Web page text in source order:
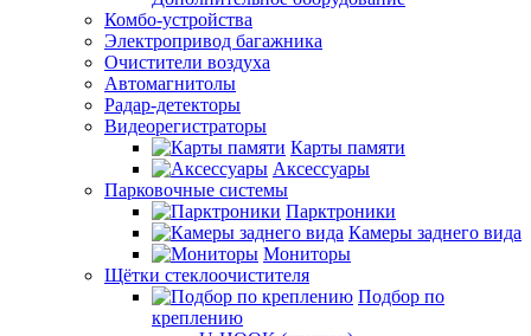
Комбо-устройства
Электропривод багажника
Очистители воздуха
Автомагнитолы
Радар-детекторы
Видеорегистраторы
Карты памяти
Аксессуары
Парковочные системы
Парктроники
Камеры заднего вида
Мониторы
Щётки стеклоочистителя
Подбор по
креплению